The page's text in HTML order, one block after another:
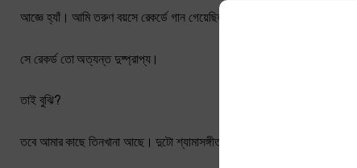
আজ্ঞে হ্যাঁ। আমি তরুণ বয়সে রেকর্ডে গান গেয়েছিলাম। সে রেকর্ড আমার কাছে নেই।
সে রেকর্ড তো অত্যন্ত দুষ্প্রাপ্য।
তাই বুঝি?
তবে আমার কাছে তিনখানা আছে। দুটো শ্যামাসঙ্গীত আর একটা কীর্তন।